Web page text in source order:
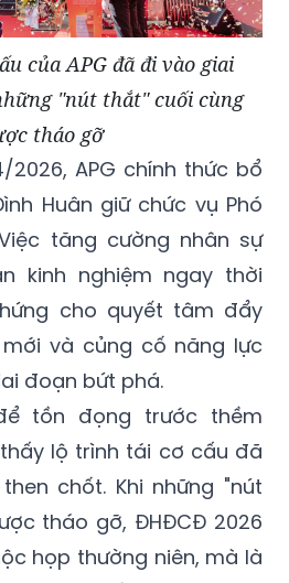
của APG đã đi vào giai
"nút thắt" cuối cùng
tháo gỡ
APG chính thức bổ
Huân giữ chức vụ Phó
tăng cường nhân sự
kinh nghiệm ngay thời
cho quyết tâm đẩy
và củng cố năng lực
đoạn bứt phá.
tồn đọng trước thềm
lộ trình tái cơ cấu đã
chốt. Khi những "nút
tháo gỡ, ĐHĐCĐ 2026
họp thường niên, mà là